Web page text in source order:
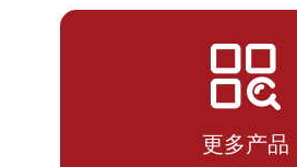
07-13
更多产品